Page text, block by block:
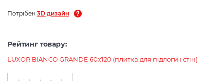
Потрібен 3D дизайн
Рейтинг товару:
LUXOR BIANCO GRANDE 60х120 (плитка для підлоги і стін)